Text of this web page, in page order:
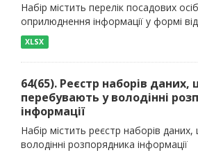
Набір містить перелік посадових
оприлюднення інформації у формі
XLSX
64(65). Реєстр наборів даних,
перебувають у володінні
інформації
Набір містить реєстр наборів
володінні розпорядника інформації